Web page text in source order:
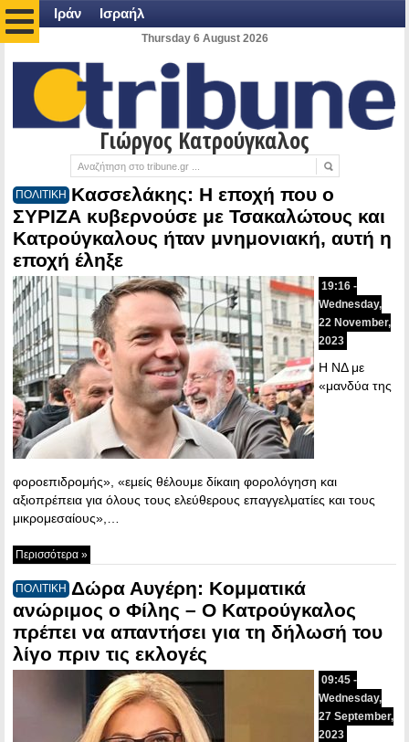
Ιράν Ισραήλ
Thursday 6 August 2026
Γιώργος Κατρούγκαλος
ΠΟΛΙΤΙΚΗ Κασσελάκης: Η εποχή που ο
ΣΥΡΙΖΑ κυβερνούσε με Τσακαλώτους και
Κατρούγκαλους ήταν μνημονιακή, αυτή η
εποχή έληξε
19:16 -
Wednesday,
22 November,
2023
Η ΝΔ με
«μανδύα της
φοροεπιδρομής», «εμείς θέλουμε δίκαιη φορολόγηση και
αξιοπρέπεια για όλους τους ελεύθερους επαγγελματίες και τους
μικρομεσαίους»,…
Περισσότερα »
ΠΟΛΙΤΙΚΗ Δώρα Αυγέρη: Κομματικά
ανώριμος ο Φίλης – Ο Κατρούγκαλος
πρέπει να απαντήσει για τη δήλωσή του
λίγο πριν τις εκλογές
09:45 -
Wednesday,
27 September,
2023